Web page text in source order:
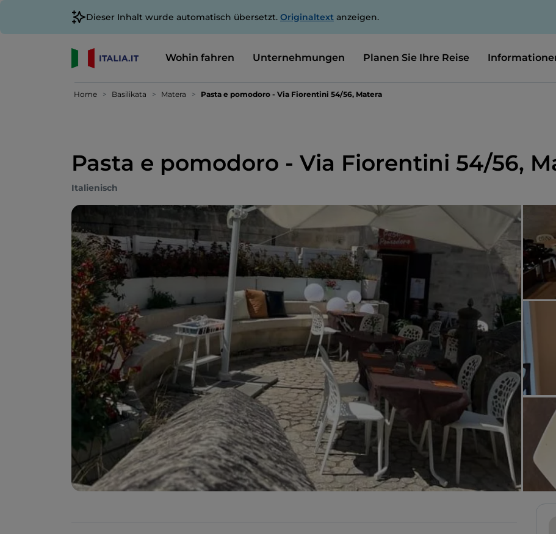
Dieser Inhalt wurde automatisch übersetzt. Originaltext anzeigen.
Wohin fahren Unternehmungen Planen Sie Ihre Reise
Home Basilikata Matera Pasta e pomodoro - Via Fiorentini 54/56, Matera
Pasta e pomodoro - Via Fiorentini 54/56,
Italienisch